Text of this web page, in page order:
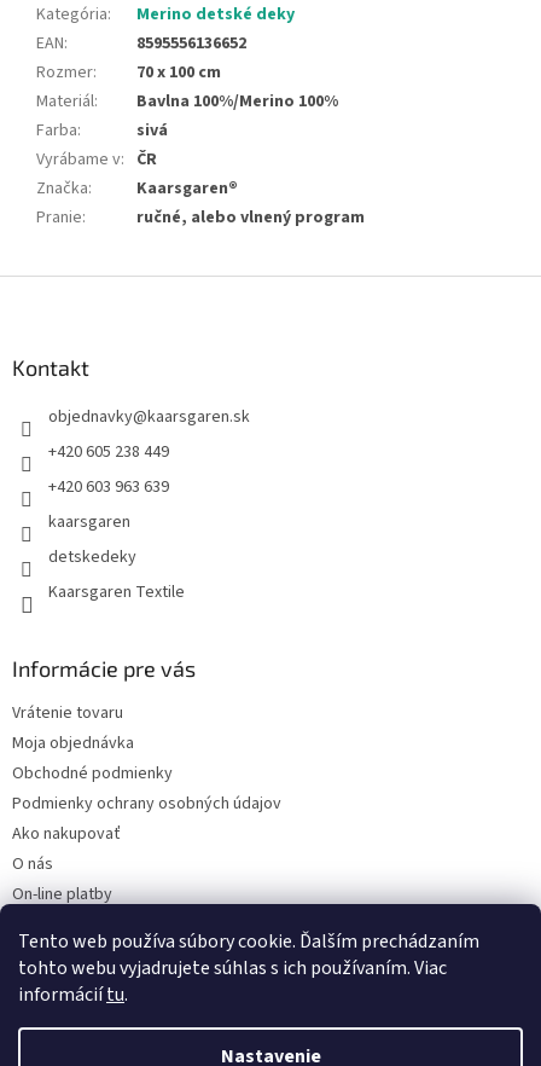
Tento web používa súbory cookie. Ďalším prechádzaním
tohto webu vyjadrujete súhlas s ich používaním. Viac
informáciítu.
Nastavenie
Kategória:
Merino detské deky
EAN:
8595556136652
Rozmer:
70 x 100 cm
Materiál:
Bavlna 100%/Merino 100%
Farba:
sivá
Vyrábame v: ČR
Značka:
Kaarsgaren®
Pranie: ručné, alebo vlnený program
Kontakt
objednavky@kaarsgaren.sk
+420 605 238 449
+420 603 963 639
kaarsgaren
detskedeky
Kaarsgaren Textile
Informácie pre vás
Vrátenie tovaru
Moja objednávka
Obchodné podmienky
Podmienky ochrany osobných údajov
Ako nakupovať
O nás
On-line platby
Čo dať do kočíka v zime?